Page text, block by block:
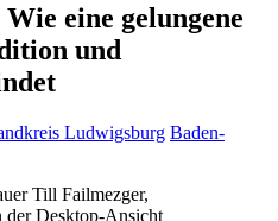
eine gelungene
und
Ludwigsburg Baden-